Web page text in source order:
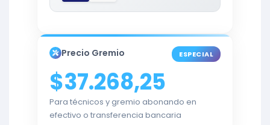
Precio Gremio ESPECIAL
$37.268,25
Para técnicos y gremio abonando en
efectivo o transferencia bancaria